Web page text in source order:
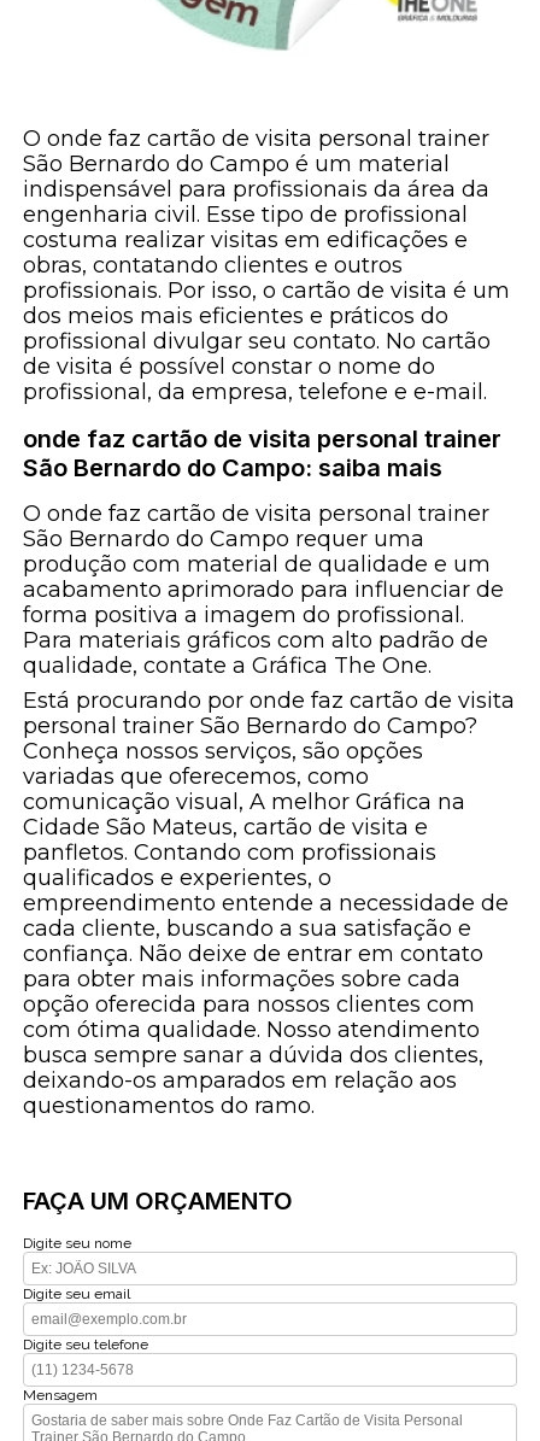
O onde faz cartão de visita personal trainer
São Bernardo do Campo é um material
indispensável para profissionais da área da
engenharia civil. Esse tipo de profissional
costuma realizar visitas em edificações e
obras, contatando clientes e outros
profissionais. Por isso, o cartão de visita é um
dos meios mais eficientes e práticos do
profissional divulgar seu contato. No cartão
de visita é possível constar o nome do
profissional, da empresa, telefone e e-mail.
onde faz cartão de visita personal trainer
São Bernardo do Campo: saiba mais
O onde faz cartão de visita personal trainer
São Bernardo do Campo requer uma
produção com material de qualidade e um
acabamento aprimorado para influenciar de
forma positiva a imagem do profissional.
Para materiais gráficos com alto padrão de
qualidade, contate a Gráfica The One.
Está procurando por onde faz cartão de visita
personal trainer São Bernardo do Campo?
Conheça nossos serviços, são opções
variadas que oferecemos, como
comunicação visual, A melhor Gráfica na
Cidade São Mateus, cartão de visita e
panfletos. Contando com profissionais
qualificados e experientes, o
empreendimento entende a necessidade de
cada cliente, buscando a sua satisfação e
confiança. Não deixe de entrar em contato
para obter mais informações sobre cada
opção oferecida para nossos clientes com
com ótima qualidade. Nosso atendimento
busca sempre sanar a dúvida dos clientes,
deixando-os amparados em relação aos
questionamentos do ramo.
FAÇA UM ORÇAMENTO
Digite seu nome
Digite seu email
Digite seu telefone
Mensagem